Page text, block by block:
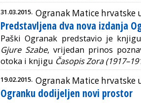
31.03.2015. Ogranak Matice hrvatske
Predstavljena dva nova izdanja
Paški Ogranak predstavio je
Gjure Szabe, vrijedan prinos
otoka i knjigu Časopis Zora
19.02.2015. Ogranak Matice hrvatske
Ogranku dodijeljen novi prostor